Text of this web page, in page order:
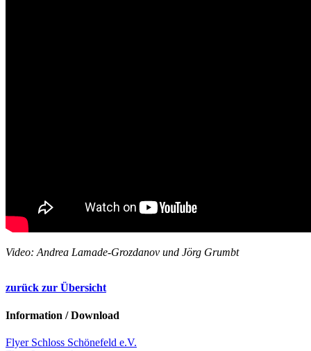
Video: Andrea Lamade-Grozdanov und Jörg Grumbt
zurück zur Übersicht
Information / Download
Flyer Schloss Schönefeld e.V.